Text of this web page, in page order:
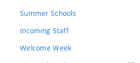
Summer Schools
Incoming Staff
Welcome Week